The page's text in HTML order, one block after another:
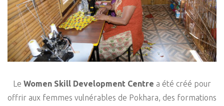
Le Women Skill Development Centre a été créé pour
offrir aux femmes vulnérables de Pokhara, des formations